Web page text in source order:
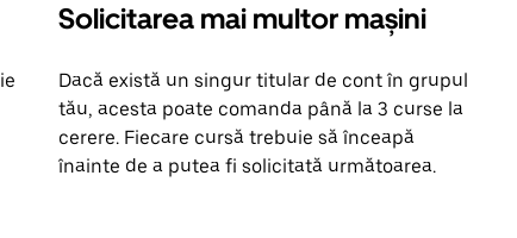
Solicitarea mai multor mașini
Dacă există un singur titular de cont în grupul
tău, acesta poate comanda până la 3 curse la
cerere. Fiecare cursă trebuie să înceapă
înainte de a putea fi solicitată următoarea.